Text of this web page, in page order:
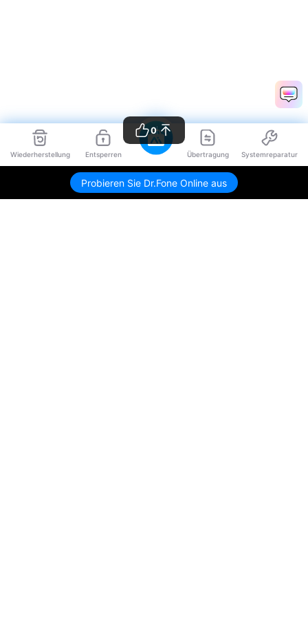
Wiederherstellung Entsperren Übertragung Systemreparatur
Probieren Sie Dr.Fone Online aus
0